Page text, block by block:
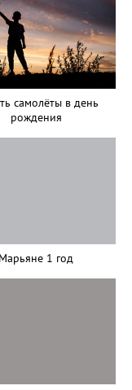
самолёты в день
рождения
Марьяне 1 год